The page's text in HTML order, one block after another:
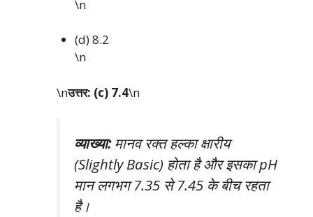
\n
(d) 8.2
\n
\nउत्तर: (c) 7.4\n
व्याख्या:मानव रक्त हल्का क्षारीय
(Slightly Basic) होता है और इसका pH
मान लगभग 7.35 से 7.45 के बीच रहता
है।